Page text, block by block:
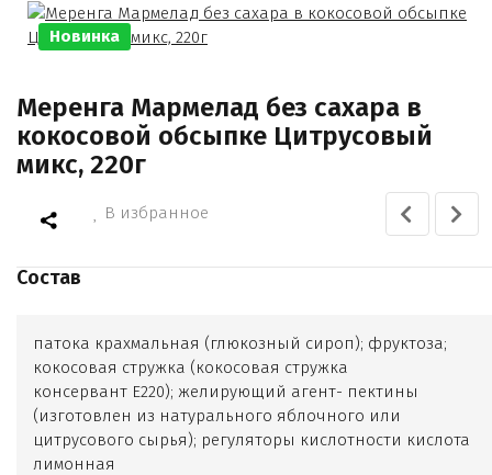
Новинка
Меренга Мармелад без сахара в
кокосовой обсыпке Цитрусовый
микс, 220г
В избранное
Состав
патока крахмальная (глюкозный сироп); фруктоза;
кокосовая стружка (кокосовая стружка
консервант Е220); желирующий агент- пектины
(изготовлен из натурального яблочного или
цитрусового сырья); регуляторы кислотности кислота
лимонная